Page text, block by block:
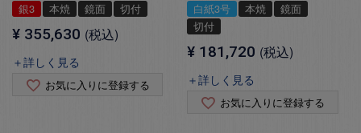
銀3 本焼 鏡面 切付
¥ 355,630 税込
＋詳しく見る
お気に入りに登録する
白紙3号 本焼
鏡面
切付
¥ 181,720 税込
＋詳しく見る
お気に入りに登録する